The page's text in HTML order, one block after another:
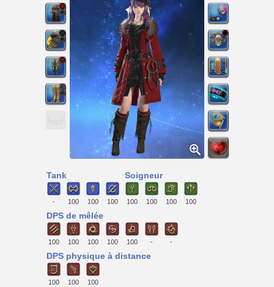
Tank
- 100 100 100
Soigneur
100 100 100 100
DPS de mêlée
100 100 100 100 100 - -
DPS physique à distance
100 100 100